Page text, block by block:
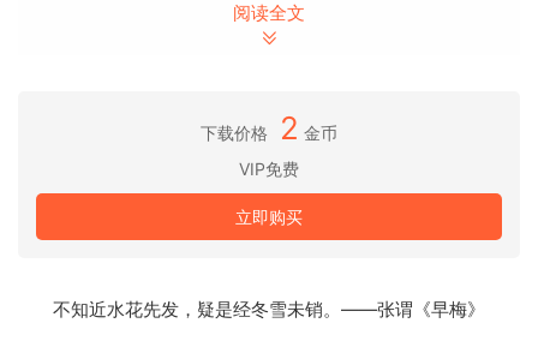
使用有机、工业和合成鼓和打击乐的丰富振荡器模式
度、混响、降级器、放大器包络、驱动器、镶边器、节奏器）
该产品以数字下载形式提供。
POINTS 2: The Tension Machine is the second cinematic
percussive rhythmic patterns freely combinable using
阅读全文
下载价格 2 金币
VIP免费
立即购买
不知近水花先发，疑是经冬雪未销。——张谓《早梅》